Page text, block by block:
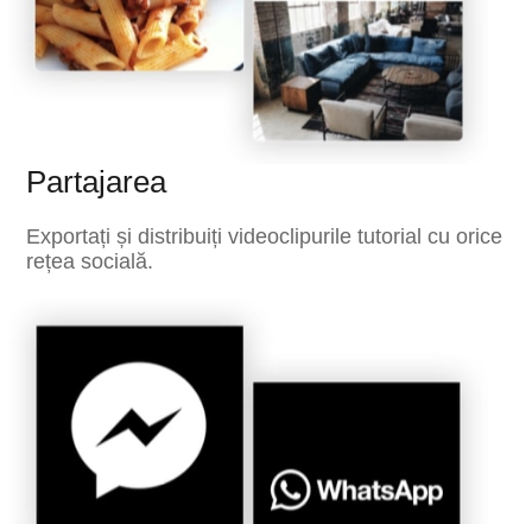
Partajarea
Exportați și distribuiți videoclipurile tutorial cu orice
rețea socială.